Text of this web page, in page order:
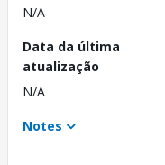
N/A
Data da última
atualização
N/A
Notes